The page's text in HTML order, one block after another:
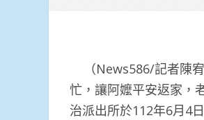
（News586/記者陳
忙，讓阿嬤平安返家，
治派出所於112年6月4